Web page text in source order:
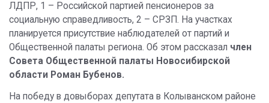
ЛДПР, 1 – Российской партией пенсионеров за
социальную справедливость, 2 – СРЗП. На участках
планируется присутствие наблюдателей от партий и
Общественной палаты региона. Об этом рассказал член
Совета Общественной палаты Новосибирской
области Роман Бубенов.
На победу в довыборах депутата в Колыванском районе